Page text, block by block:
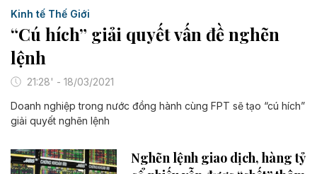
Kinh tế Thế Giới
“Cú hích” giải quyết vấn đề nghẽn
lệnh
21:28' - 18/03/2021
Doanh nghiệp trong nước đồng hành cùng FPT sẽ tạo “cú hích”
giải quyết nghẽn lệnh
Nghẽn lệnh giao dịch, hàng tỷ